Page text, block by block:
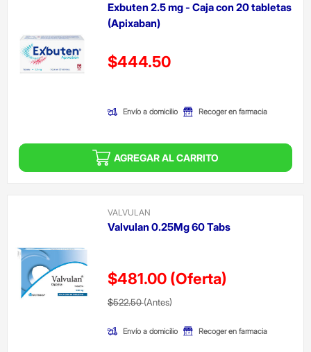
Exbuten 2.5 mg - Caja con 20 tabletas
(Apixaban)
Precio reducido de
$444.50
Envío a domicilio Recoger en farmacia
AGREGAR AL CARRITO
VALVULAN
Valvulan 0.25Mg 60 Tabs
$481.00 (Oferta)
Precio reducido de
$522.50(Antes)(Oferta)
Envío a domicilio Recoger en farmacia